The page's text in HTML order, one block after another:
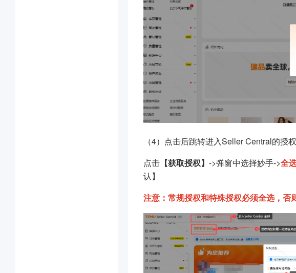
（4）点击后跳转进入Seller Central的授
点击 【获取授权】 ->弹窗中选择妙手->全
认】
注意：常规授权和特殊授权必须全选，否